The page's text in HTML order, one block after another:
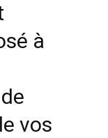
à
vos